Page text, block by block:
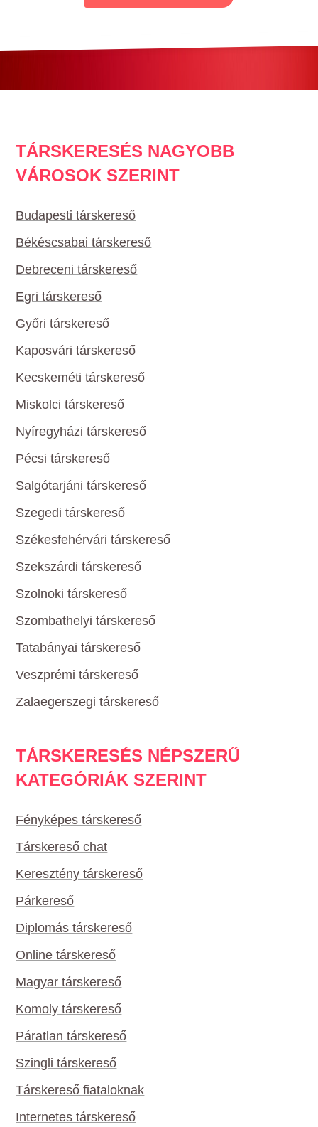
TÁRSKERESÉS NAGYOBB
VÁROSOK SZERINT
Budapesti társkereső
Békéscsabai társkereső
Debreceni társkereső
Egri társkereső
Győri társkereső
Kaposvári társkereső
Kecskeméti társkereső
Miskolci társkereső
Nyíregyházi társkereső
Pécsi társkereső
Salgótarjáni társkereső
Szegedi társkereső
Székesfehérvári társkereső
Szekszárdi társkereső
Szolnoki társkereső
Szombathelyi társkereső
Tatabányai társkereső
Veszprémi társkereső
Zalaegerszegi társkereső
TÁRSKERESÉS NÉPSZERŰ
KATEGÓRIÁK SZERINT
Fényképes társkereső
Társkereső chat
Keresztény társkereső
Párkereső
Diplomás társkereső
Online társkereső
Magyar társkereső
Komoly társkereső
Páratlan társkereső
Szingli társkereső
Társkereső fiataloknak
Internetes társkereső